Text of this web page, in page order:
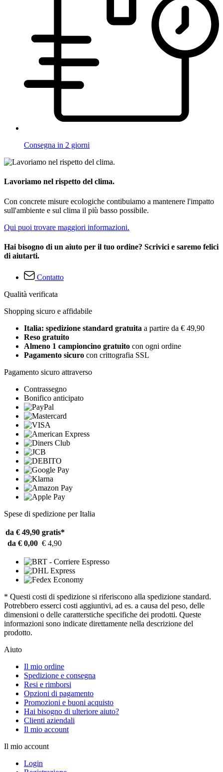
Consegna in 2 giorni
Lavoriamo nel rispetto del clima.
Con concrete misure ecologiche contibuiamo a mantenere l'impatto
sull'ambiente e sul clima il più basso possibile.
Qui puoi trovare maggiori informazioni.
Hai bisogno di un aiuto per il tuo ordine? Scrivici e saremo felici
di aiutarti.
Contatto
Qualità verificata
Shopping sicuro e affidabile
Italia: spedizione standard gratuita a partire da € 49,90
Reso gratuito
Almeno 1 campioncino gratuito con ogni ordine
Pagamento sicuro con crittografia SSL
Pagamento sicuro attraverso
Contrassegno
Bonifico anticipato
Spese di spedizione per Italia
da € 49,90 gratis*
da € 0,00 € 4,90
* Questi costi di spedizione si riferiscono alla spedizione standard.
Potrebbero esserci costi aggiuntivi, ad es. a causa del peso, delle
dimensioni o delle caratterstiche specifiche dei prodotti. Queste
informazioni sono indicate direttamente nella descrizione del
prodotto.
Aiuto
Il mio ordine
Spedizione e consegna
Resi e rimborsi
Opzioni di pagamento
Promozioni e buoni acquisto
Hai bisogno di ulteriore aiuto?
Clienti aziendali
Il mio account
Il mio account
Login